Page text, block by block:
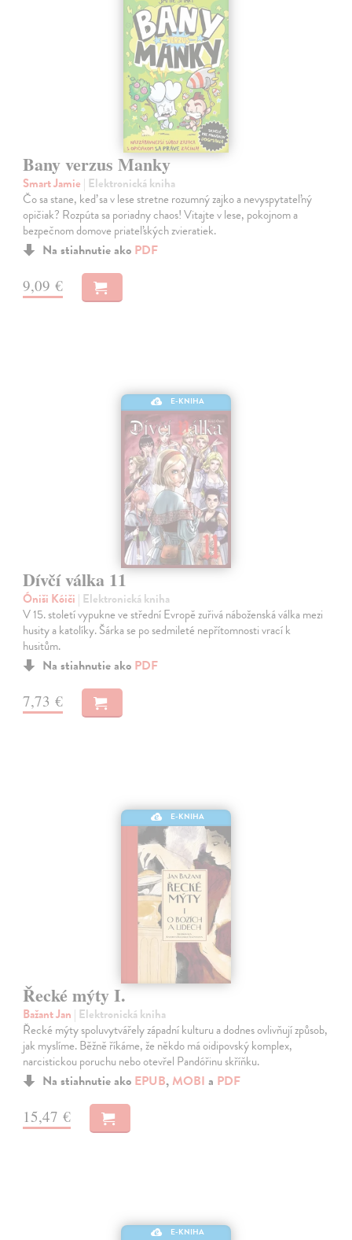
Bany verzus Manky
Smart Jamie | Elektronická kniha
Čo sa stane, keď sa v lese stretne rozumný zajko a nevyspytateľný
opičiak? Rozpúta sa poriadny chaos! Vitajte v lese, pokojnom a
bezpečnom domove priateľských zvieratiek.
Na stiahnutie ako PDF
9,09 €
E-KNIHA
Dívčí válka 11
Óniši Kóiči | Elektronická kniha
V 15. století vypukne ve střední Evropě zuřivá náboženská válka mezi
husity a katolíky. Šárka se po sedmileté nepřítomnosti vrací k
husitům.
Na stiahnutie ako PDF
7,73 €
E-KNIHA
Řecké mýty I.
Bažant Jan | Elektronická kniha
Řecké mýty spoluvytvářely západní kulturu a dodnes ovlivňují způsob,
jak myslíme. Běžně říkáme, že někdo má oidipovský komplex,
narcistickou poruchu nebo otevřel Pandóřinu skříňku.
Na stiahnutie ako EPUB, MOBI a PDF
15,47 €
E-KNIHA